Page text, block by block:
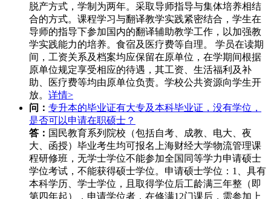
脱产方式，学制为两年。采取导师指导与集体培养相结
合的方式。课程学习与翻译教学实践紧密结合，学生在
导师的指导下参加国内的翻译辅助教学工作，以加强教
学实践能力的培养。食宿及医疗费等自理。 学员在读期
间，工资关系及档案均应保留在原单位，在学期间根据
原单位规定享受相应的待遇，其工资、生活福利及补
助、医疗费等均由原单位负责。学校公共资源向学生开
放。 详情>
问： 专升本的毕业证有大专及本科毕业证，没有学位，
是否可以申请在职硕士？
答： 国民教育系列院校（包括自考、成教、电大、夜
大、函授）毕业考生均可报名上海财经大学物流管理课
程研修班，无学士学位不能参加全国同等学力申请硕士
学位考试，不能获得硕士学位。申请硕士学位：1、具有
本科学历、学士学位，且取得学位后工龄满三年整（即
第四年起），申请学位者，在修满12门课后，需参加上